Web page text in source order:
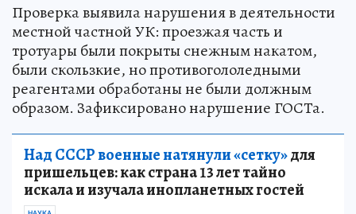
Проверка выявила нарушения в деятельности
местной частной УК: проезжая часть и
тротуары были покрыты снежным накатом,
были скользкие, но противогололедными
реагентами обработаны не были должным
образом. Зафиксировано нарушение ГОСТа.
Над СССР военные натянули «сетку»для
пришельцев: как страна 13 лет тайно
искала и изучала инопланетных гостей